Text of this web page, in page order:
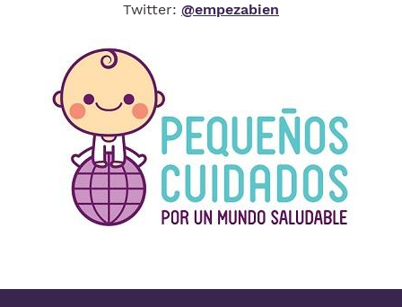
Twitter: @empezabien